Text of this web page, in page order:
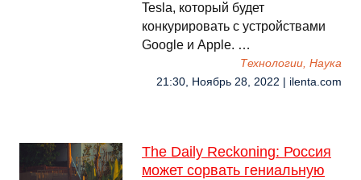
Tesla, который будет
конкурировать с устройствами
Google и Apple. …
Технологии, Наука
21:30, Ноябрь 28, 2022 | ilenta.com
The Daily Reckoning: Россия
может сорвать гениальную